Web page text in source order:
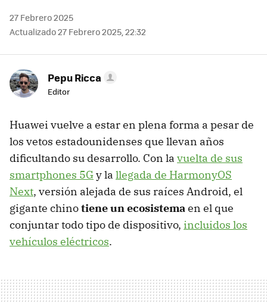
27 Febrero 2025
Actualizado 27 Febrero 2025, 22:32
Pepu Ricca
Editor
Huawei vuelve a estar en plena forma a pesar de
los vetos estadounidenses que llevan años
dificultando su desarrollo. Con la vuelta de sus
smartphones 5Gy la llegada de HarmonyOS
Next, versión alejada de sus raíces Android, el
gigante chinotiene un ecosistemaen el que
conjuntar todo tipo de dispositivo, incluidos los
vehículos eléctricos.